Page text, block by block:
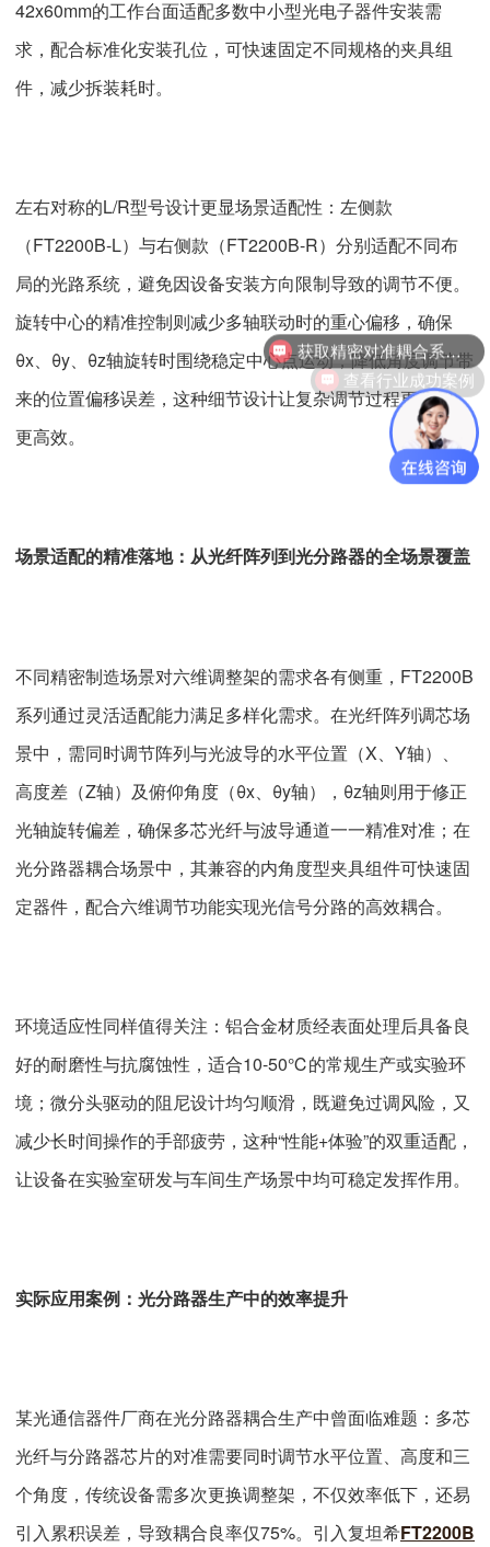
42x60mm的工作台面适配多数中小型光电子器件安装需
求，配合标准化安装孔位，可快速固定不同规格的夹具组
件，减少拆装耗时。
左右对称的L/R型号设计更显场景适配性：左侧款
（FT2200B-L）与右侧款（FT2200B-R）分别适配不同布
局的光路系统，避免因设备安装方向限制导致的调节不便。
旋转中心的精准控制则减少多轴联动时的重心偏移，确保
θx、θy、θz轴旋转时围绕稳定中心点运动，降低角度调节带
来的位置偏移误差，这种细节设计让复杂调节过程更可控、
更高效。
场景适配的精准落地：从光纤阵列到光分路器的全场景覆盖
不同精密制造场景对六维调整架的需求各有侧重，FT2200B
系列通过灵活适配能力满足多样化需求。在光纤阵列调芯场
景中，需同时调节阵列与光波导的水平位置（X、Y轴）、
高度差（Z轴）及俯仰角度（θx、θy轴），θz轴则用于修正
光轴旋转偏差，确保多芯光纤与波导通道一一精准对准；在
光分路器耦合场景中，其兼容的内角度型夹具组件可快速固
定器件，配合六维调节功能实现光信号分路的高效耦合。
环境适应性同样值得关注：铝合金材质经表面处理后具备良
好的耐磨性与抗腐蚀性，适合10-50℃的常规生产或实验环
境；微分头驱动的阻尼设计均匀顺滑，既避免过调风险，又
减少长时间操作的手部疲劳，这种“性能+体验”的双重适配，
让设备在实验室研发与车间生产场景中均可稳定发挥作用。
实际应用案例：光分路器生产中的效率提升
某光通信器件厂商在光分路器耦合生产中曾面临难题：多芯
光纤与分路器芯片的对准需要同时调节水平位置、高度和三
个角度，传统设备需多次更换调整架，不仅效率低下，还易
引入累积误差，导致耦合良率仅75%。引入复坦希FT2200B
获取精密对准耦合系统技术方案
查看行业成功案例